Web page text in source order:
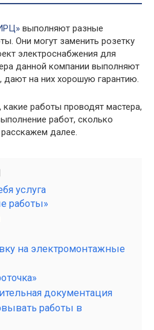
выполняют разные
Они могут заменить розетку
электроснабжения для
данной компании выполняют
дают на них хорошую гарантию.
работы проводят мастера,
работ, сколько
далее.
услуга
работы»
на электромонтажные
документация
работы в